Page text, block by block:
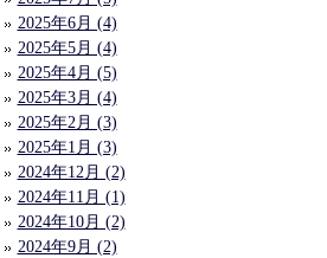
2025年6月 (4)
2025年5月 (4)
2025年4月 (5)
2025年3月 (4)
2025年2月 (3)
2025年1月 (3)
2024年12月 (2)
2024年11月 (1)
2024年10月 (2)
2024年9月 (2)